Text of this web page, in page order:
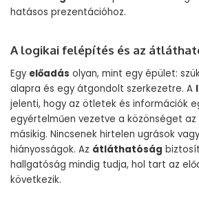
hatásos prezentációhoz.
A logikai felépítés és az
Egy előadás olyan, mint egy épület:
alapra és egy átgondolt szerkezetre. A
jelenti, hogy az ötletek és információk
egyértelműen vezetve a közönséget
másikig. Nincsenek hirtelen ugrások
hiányosságok. Az átláthatóság
hallgatóság mindig tudja, hol tart az
következik.